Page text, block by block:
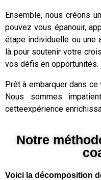
Ensemble, nous créons
pouvez vous épanouir,
étape individuelle ou une
là pour soutenir votre
vos défis en opportunités.
Prêt à embarquer dans
Nous sommes
cetteexpérience
Notre
Voici la décomposition